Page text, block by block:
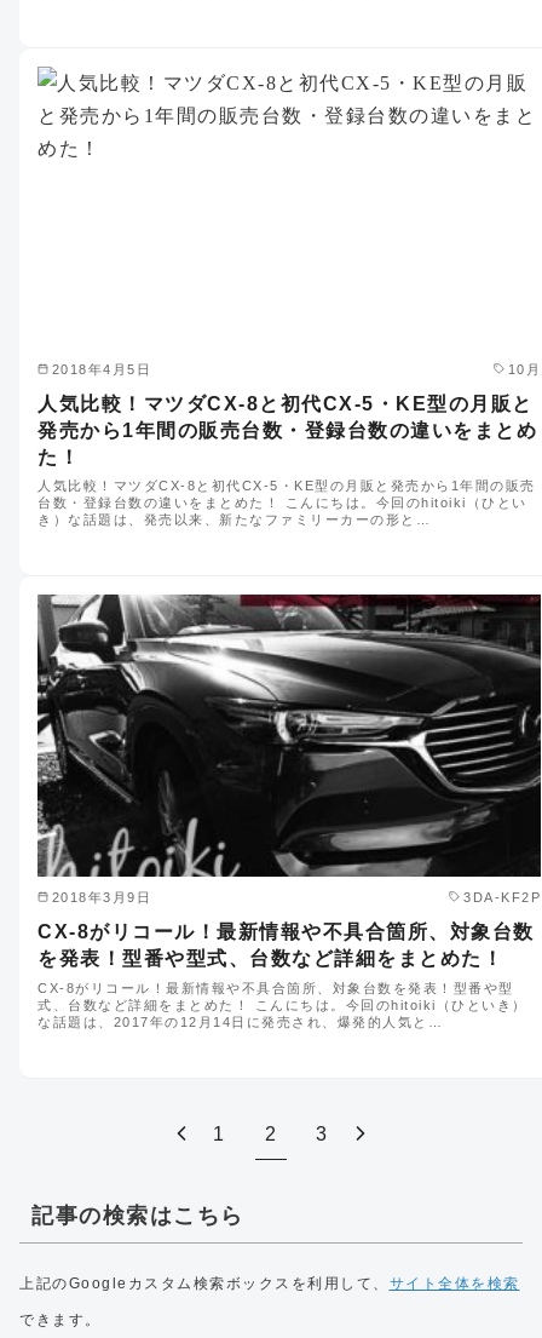
2018年4月5日 10月
人気比較！マツダCX-8と初代CX-5・KE型の月販と
発売から1年間の販売台数・登録台数の違いをまとめ
た！
人気比較！マツダCX-8と初代CX-5・KE型の月販と発売から1年間の販売
台数・登録台数の違いをまとめた！ こんにちは。今回のhitoiki（ひとい
き）な話題は、発売以来、新たなファミリーカーの形と…
2018年3月9日 3DA-KF2P
CX-8がリコール！最新情報や不具合箇所、対象台数
を発表！型番や型式、台数など詳細をまとめた！
CX-8がリコール！最新情報や不具合箇所、対象台数を発表！型番や型
式、台数など詳細をまとめた！ こんにちは。今回のhitoiki（ひといき）
な話題は、2017年の12月14日に発売され、爆発的人気と…
1 2 3
記事の検索はこちら
上記のGoogleカスタム検索ボックスを利用して、 サイト全体を検索
できます。